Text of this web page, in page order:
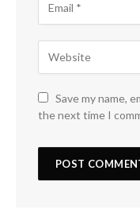
Save my name,
the next time I